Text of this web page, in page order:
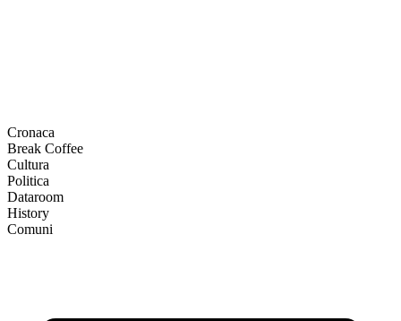
Cronaca
Break Coffee
Cultura
Politica
Dataroom
History
Comuni